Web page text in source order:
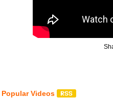
Popular Videos